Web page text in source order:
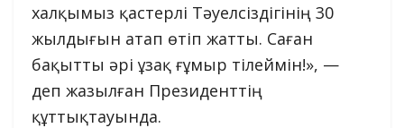
халқымыз қастерлі Тәуелсіздігінің 30
жылдығын атап өтіп жатты. Саған
бақытты әрі ұзақ ғұмыр тілеймін!», —
деп жазылған Президенттің
құттықтауында.